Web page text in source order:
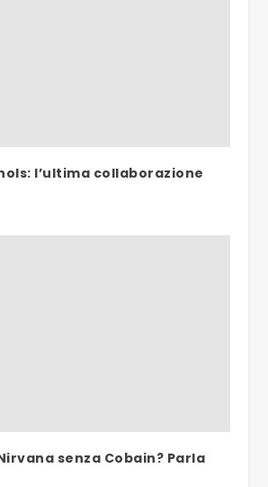
l’ultima collaborazione
senza Cobain? Parla